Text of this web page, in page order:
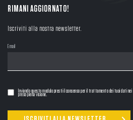
RIMANI AGGIORNATO!
Iscriviti alla nostra newsletter.
Email
Inviando questo modulo presti il consenso per il trattamento dei tuoi dati
preso piena visione.